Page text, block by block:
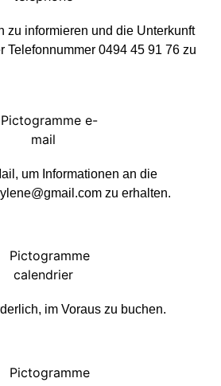
zu informieren und die Unterkunft
Telefonnummer 0494 45 91 76 zu
um Informationen an die
zu erhalten.
im Voraus zu buchen.